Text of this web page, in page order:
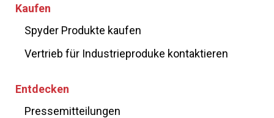
Kaufen
Spyder Produkte kaufen
Vertrieb für Industrieproduke kontaktieren
Entdecken
Pressemitteilungen